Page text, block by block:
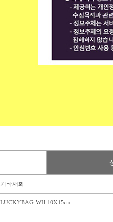
기타재화
LUCKYBAG-WH-10X15cm